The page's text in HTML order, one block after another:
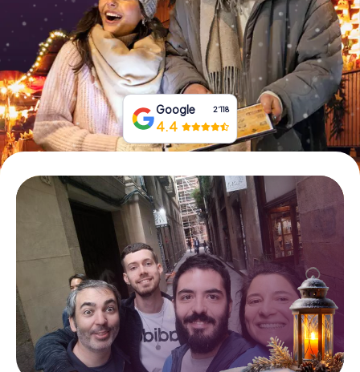
Tickets buchen
Gutscheine bestellen
Google 2‘118
4.4